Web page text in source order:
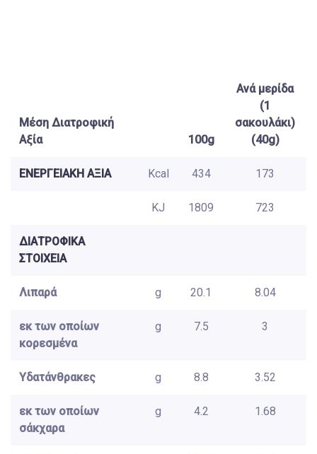
Μέση Διατροφική
Αξία
100g
Ανά μερίδα
(1
σακουλάκι)
(40g)
ΕΝΕΡΓΕΙΑΚΗ ΑΞΙΑ Kcal 434 173
KJ 1809 723
ΔΙΑΤΡΟΦΙΚΑ
ΣΤΟΙΧΕΙΑ
Λιπαρά g 20.1 8.04
εκ των οποίων
κορεσμένα
g 7.5 3
Υδατάνθρακες g 8.8 3.52
εκ των οποίων
σάκχαρα
g 4.2 1.68